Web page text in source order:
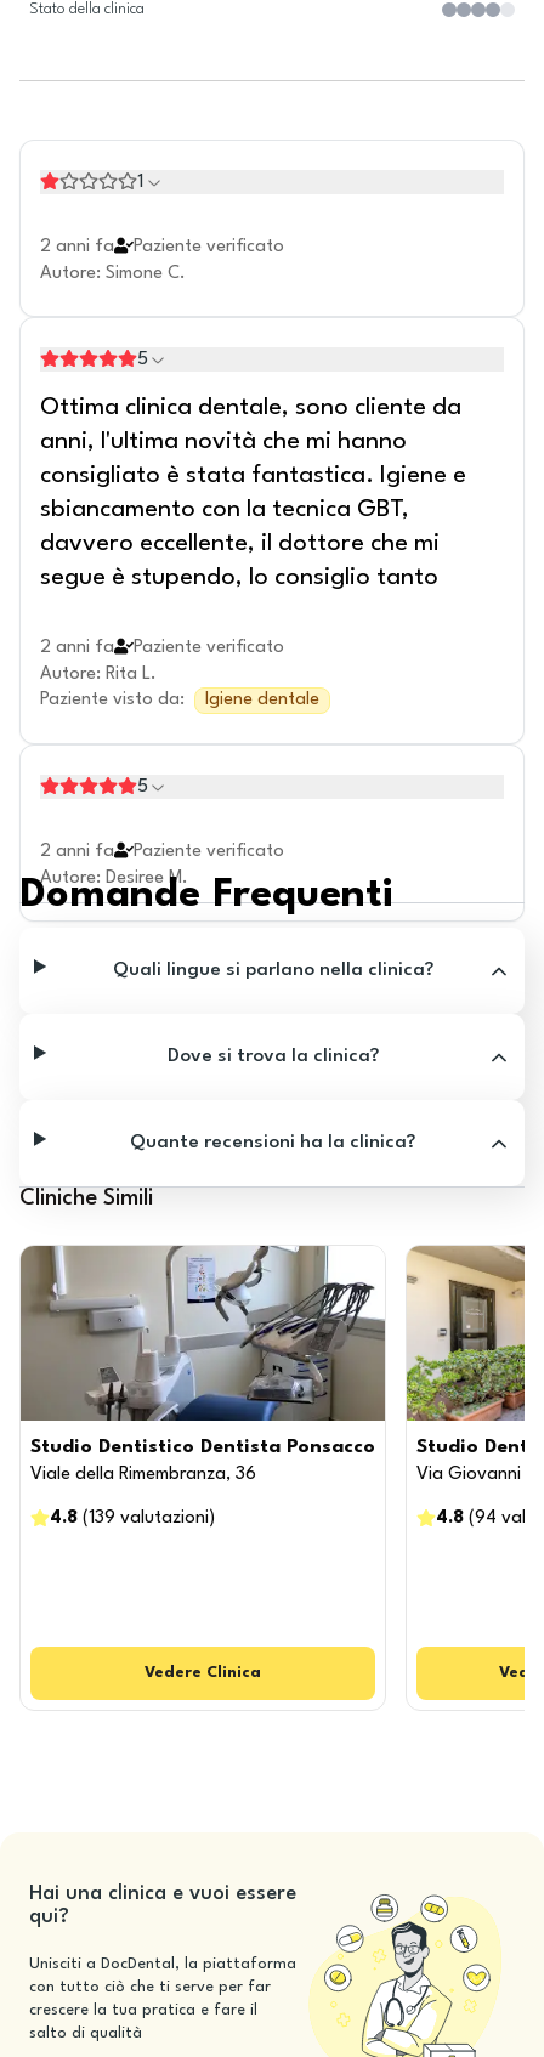
Stato della clinica
1
2 anni fa
Paziente verificato
Autore: Simone C.
5
Ottima clinica dentale, sono cliente da
anni, l'ultima novità che mi hanno
consigliato è stata fantastica. Igiene e
sbiancamento con la tecnica GBT,
davvero eccellente, il dottore che mi
segue è stupendo, lo consiglio tanto
2 anni fa
Paziente verificato
Autore: Rita L.
Paziente visto da: Igiene dentale
5
2 anni fa
Paziente verificato
Autore: Desiree M.
Domande Frequenti
Quali lingue si parlano nella clinica?
Dove si trova la clinica?
Quante recensioni ha la clinica?
Cliniche Simili
Studio Dentistico Dentista Ponsacco
Viale della Rimembranza, 36
4.8 (139 valutazioni )
Vedere Clinica
Studio
Via Giovanni
4.8 (94
Hai una clinica e vuoi essere
qui?
Unisciti a DocDental, la piattaforma
con tutto ciò che ti serve per far
crescere la tua pratica e fare il
salto di qualità